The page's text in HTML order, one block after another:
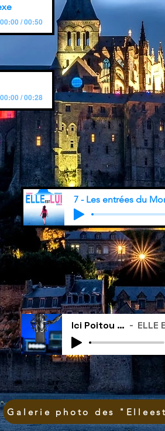
00:00 / 00:50
00:00 / 00:28
7 - Les entrées du
Galerie photo des
Ici Poitou - Itw ELLE